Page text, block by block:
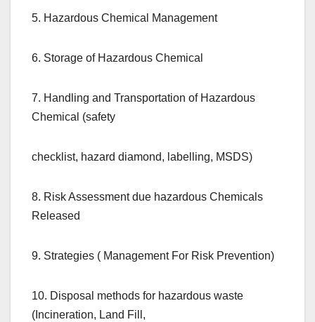
5. Hazardous Chemical Management
6. Storage of Hazardous Chemical
7. Handling and Transportation of Hazardous
Chemical (safety
checklist, hazard diamond, labelling, MSDS)
8. Risk Assessment due hazardous Chemicals
Released
9. Strategies ( Management For Risk Prevention)
10. Disposal methods for hazardous waste
(Incineration, Land Fill,